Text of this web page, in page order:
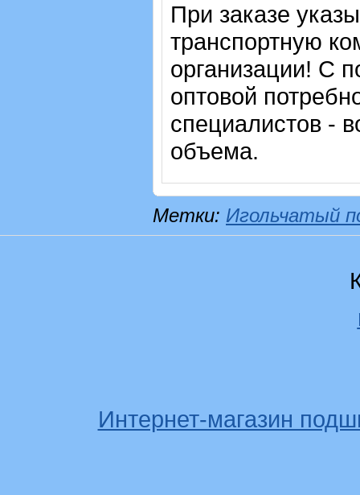
При заказе
транспортную
организации! С
оптовой
специалистов -
объема.
Метки: Игольчатый
Интернет-магазин